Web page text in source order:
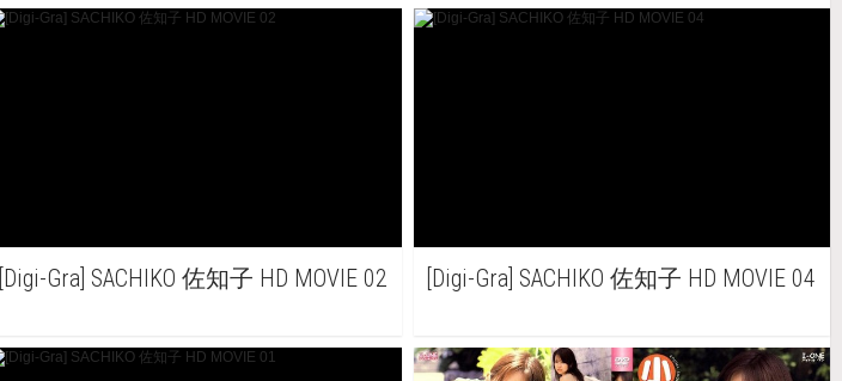
[Digi-Gra] SACHIKO 佐知子 HD MOVIE 02 [Digi-Gra] SACHIKO 佐知子 HD MOVIE 04